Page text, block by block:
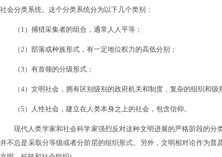
社会分类系统。这个分类系统分为以下几个类别：
（1）捕猎采集者的组合，通常人人平等；
（2）部落或种族形式，有一定地位权力的高低分别；
（3）有首领的分级形式；
（4）文明社会，拥有区别级别的政府机关和制度，复杂的组织和级
（5）人性社会，建立在人类本身之上的社会，包含信仰。
现代人类学家和社会科学家强烈反对这种文明进展的严格阶段的
并不总是采取分等级或者分阶层的组织形式。另外，文明相对论作为